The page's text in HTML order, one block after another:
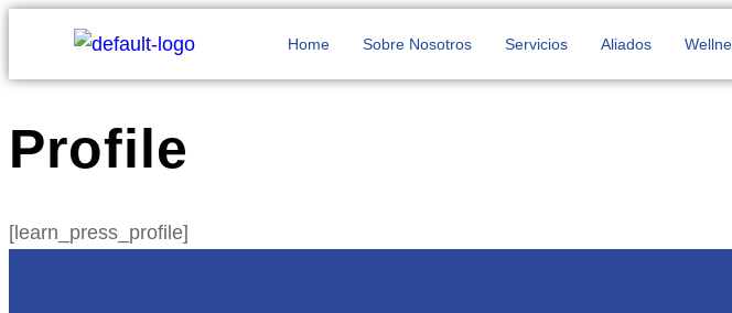
Home Sobre Nosotros Servicios Aliados
Profile
[learn_press_profile]